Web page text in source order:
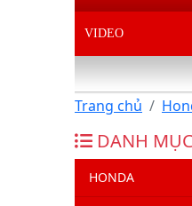
VIDEO
Trang chủ
DANH MỤC
HONDA